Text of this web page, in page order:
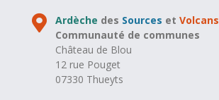
Ardèche des Sources etVolcans
Communauté de communes
Château de Blou
12 rue Pouget
07330 Thueyts